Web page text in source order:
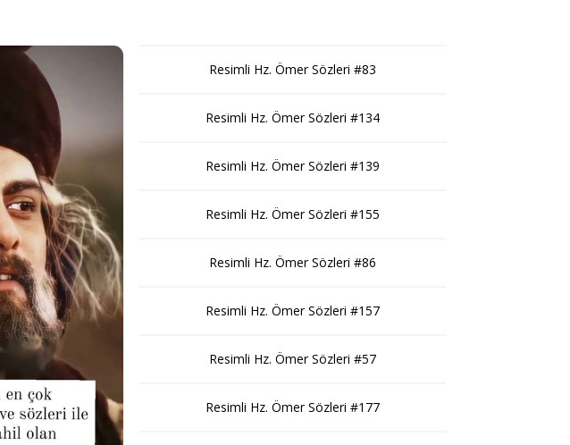
Resimli Hz. Ömer Sözleri #83
Resimli Hz. Ömer Sözleri #134
Resimli Hz. Ömer Sözleri #139
Resimli Hz. Ömer Sözleri #155
Resimli Hz. Ömer Sözleri #86
Resimli Hz. Ömer Sözleri #157
Resimli Hz. Ömer Sözleri #57
Resimli Hz. Ömer Sözleri #177